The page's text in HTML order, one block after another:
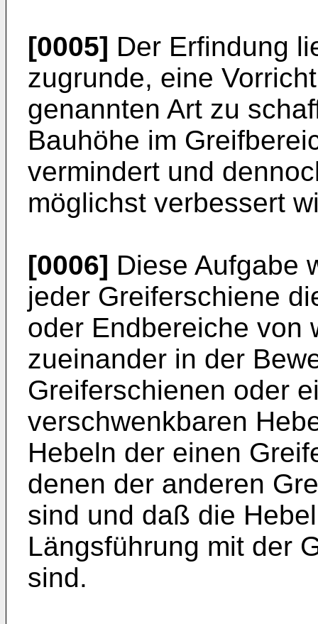
[0005] Der Erfindung
zugrunde, eine
genannten Art zu
Bauhöhe im
vermindert und
möglichst verbessert
[0006] Diese Aufgabe
jeder Greiferschiene
oder Endbereiche von
zueinander in der
Greiferschienen oder
verschwenkbaren
Hebeln der einen
denen der anderen
sind und daß die
Längsführung mit der
sind.